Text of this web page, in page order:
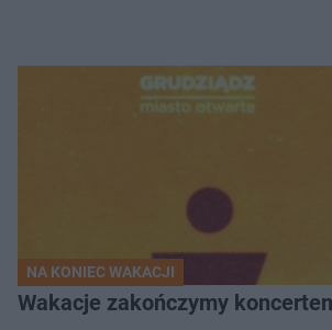
NA KONIEC WAKACJI
Wakacje zakończymy